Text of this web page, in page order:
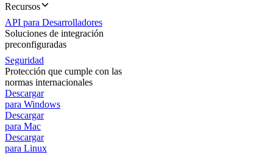
Recursos
API para Desarrolladores
Soluciones de integración
preconfiguradas
Seguridad
Protección que cumple con las
normas internacionales
Descargar
para Windows
Descargar
para Mac
Descargar
para Linux